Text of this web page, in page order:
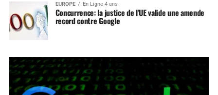
EUROPE En Ligne 4 ans
Concurrence: la justice de l’UE valide une amende
record contre Google